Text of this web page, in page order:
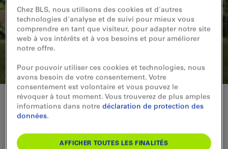
Chez BLS, nous utilisons des cookies et d'autres
technologies d'analyse et de suivi pour mieux vous
comprendre en tant que visiteur, pour adapter notre site
web à vos intérêts et à vos besoins et pour améliorer
notre offre.
Pour pouvoir utiliser ces cookies et technologies, nous
avons besoin de votre consentement. Votre
consentement est volontaire et vous pouvez le
révoquer à tout moment. Vous trouverez de plus amples
informations dans notredéclaration de protection des
données.
AFFICHER TOUTES LES FINALITÉS